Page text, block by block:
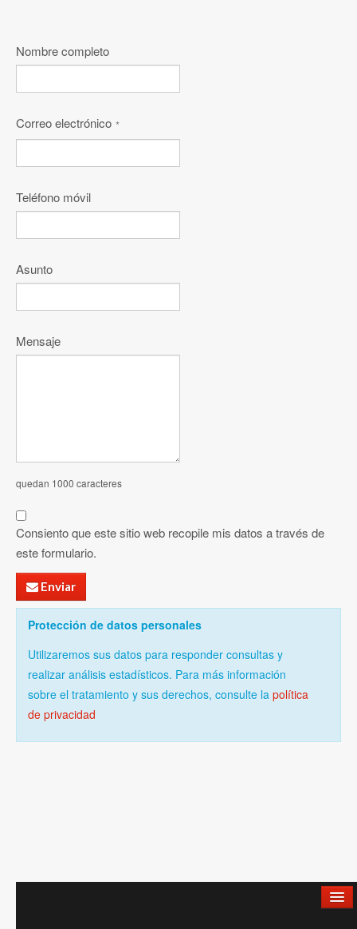
Nombre completo
Correo electrónico *
Teléfono móvil
Asunto
Mensaje
quedan 1000 caracteres
Consiento que este sitio web recopile mis datos a través de
este formulario.
Enviar
Protección de datos personales
Utilizaremos sus datos para responder consultas y
realizar análisis estadísticos. Para más información
sobre el tratamiento y sus derechos, consulte la política
de privacidad